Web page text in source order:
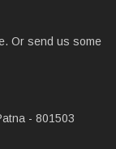
Or send us some
- 801503